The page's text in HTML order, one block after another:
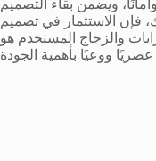
ويضمن بقاء التصميم
فإن الاستثمار في تصميم
والزجاج المستخدم هو